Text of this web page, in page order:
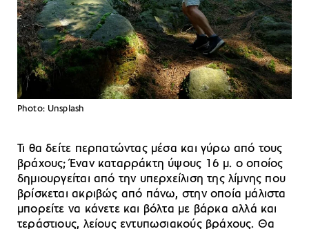
Photo: Unsplash
Τι θα δείτε περπατώντας μέσα και γύρω από τους
βράχους; Έναν καταρράκτη ύψους 16 μ. ο οποίος
δημιουργείται από την υπερχείλιση της λίμνης που
βρίσκεται ακριβώς από πάνω, στην οποία μάλιστα
μπορείτε να κάνετε και βόλτα με βάρκα αλλά και
τεράστιους, λείους εντυπωσιακούς βράχους. Θα